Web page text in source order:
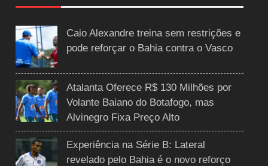
Caio Alexandre treina sem restrições e
pode reforçar o Bahia contra o Vasco
Atalanta Oferece R$ 130 Milhões por
Volante Baiano do Botafogo, mas
Alvinegro Fixa Preço Alto
Experiência na Série B: Lateral
revelado pelo Bahia é o novo reforço